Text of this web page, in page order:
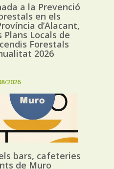
a la Prevenció
en els
d’Alacant,
Plans Locals de
Forestals
2026
2026
bars, cafeteries
de Muro